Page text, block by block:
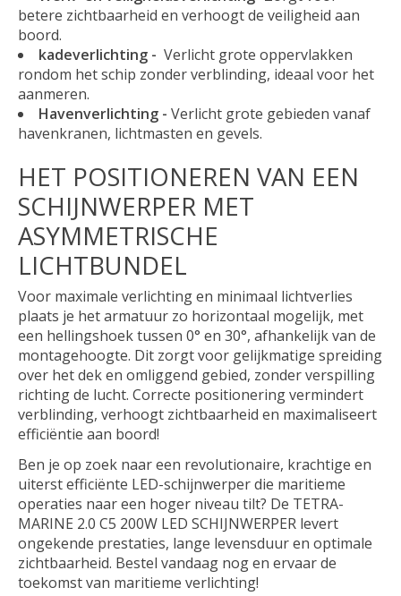
betere zichtbaarheid en verhoogt de veiligheid aan
boord.
kadeverlichting - Verlicht grote oppervlakken
rondom het schip zonder verblinding, ideaal voor het
aanmeren.
Havenverlichting - Verlicht grote gebieden vanaf
havenkranen, lichtmasten en gevels.
HET POSITIONEREN VAN EEN
SCHIJNWERPER MET
ASYMMETRISCHE
LICHTBUNDEL
Voor maximale verlichting en minimaal lichtverlies
plaats je het armatuur zo horizontaal mogelijk, met
een hellingshoek tussen 0° en 30°, afhankelijk van de
montagehoogte. Dit zorgt voor gelijkmatige spreiding
over het dek en omliggend gebied, zonder verspilling
richting de lucht. Correcte positionering vermindert
verblinding, verhoogt zichtbaarheid en maximaliseert
efficiëntie aan boord!
Ben je op zoek naar een revolutionaire, krachtige en
uiterst efficiënte LED-schijnwerper die maritieme
operaties naar een hoger niveau tilt? De TETRA-
MARINE 2.0 C5 200W LED SCHIJNWERPER levert
ongekende prestaties, lange levensduur en optimale
zichtbaarheid. Bestel vandaag nog en ervaar de
toekomst van maritieme verlichting!